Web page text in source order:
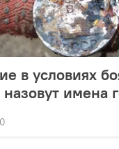
в условиях
имена